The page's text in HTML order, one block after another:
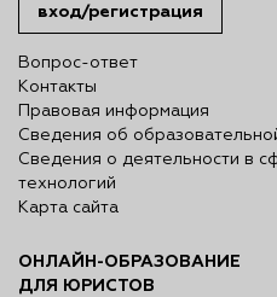
вход/регистрация
Вопрос-ответ
Контакты
Правовая информация
Сведения об
Сведения о деятельности в
технологий
Карта сайта
ОНЛАЙН-ОБРАЗОВАНИЕ
ДЛЯ ЮРИСТОВ